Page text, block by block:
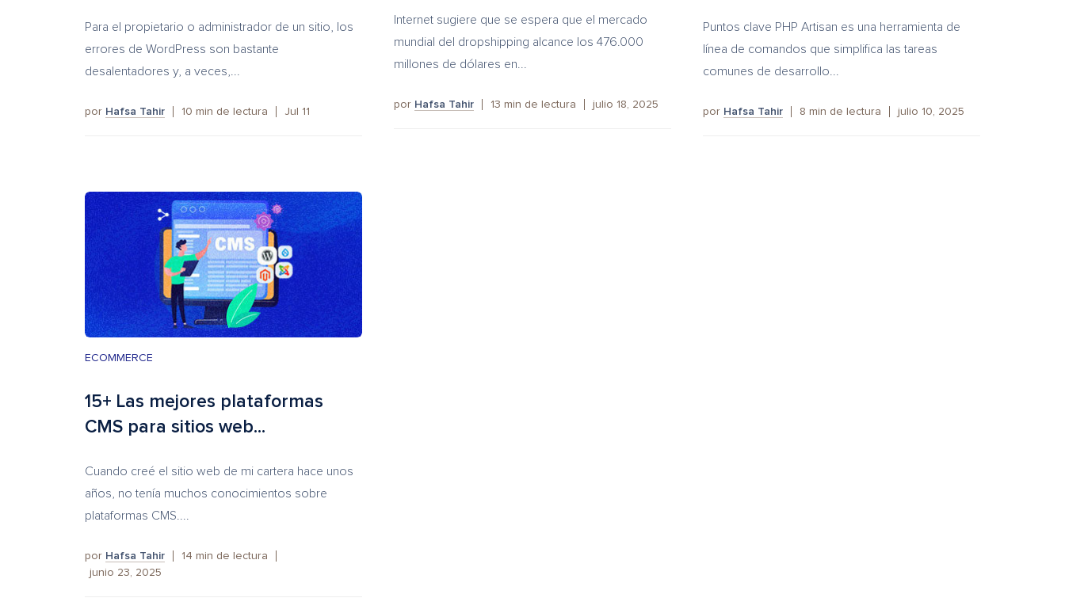
Para el propietario o administrador de un sitio, los
errores de WordPress son bastante
desalentadores y, a veces,...
por Hafsa Tahir 10 min de lectura Jul 11
Internet sugiere que se espera que el mercado
mundial del dropshipping alcance los 476.000
millones de dólares en...
por Hafsa Tahir 13 min de lectura julio 18, 2025
Puntos clave PHP Artisan es una herramienta de
línea de comandos que simplifica las tareas
comunes de desarrollo...
por Hafsa Tahir 8 min de lectura julio 10, 2025
ECOMMERCE
15+ Las mejores plataformas
CMS para sitios web...
Cuando creé el sitio web de mi cartera hace unos
años, no tenía muchos conocimientos sobre
plataformas CMS....
por Hafsa Tahir 14 min de lectura
junio 23, 2025